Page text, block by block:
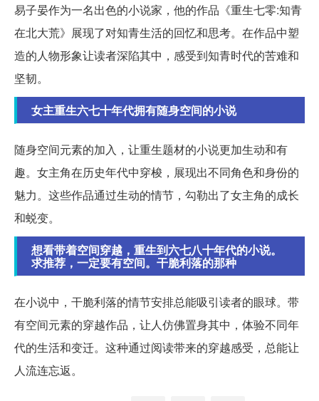
易子晏作为一名出色的小说家，他的作品《重生七零:知青
在北大荒》展现了对知青生活的回忆和思考。在作品中塑
造的人物形象让读者深陷其中，感受到知青时代的苦难和
坚韧。
女主重生六七十年代拥有随身空间的小说
随身空间元素的加入，让重生题材的小说更加生动和有
趣。女主角在历史年代中穿梭，展现出不同角色和身份的
魅力。这些作品通过生动的情节，勾勒出了女主角的成长
和蜕变。
想看带着空间穿越，重生到六七八十年代的小说。
求推荐，一定要有空间。干脆利落的那种
在小说中，干脆利落的情节安排总能吸引读者的眼球。带
有空间元素的穿越作品，让人仿佛置身其中，体验不同年
代的生活和变迁。这种通过阅读带来的穿越感受，总能让
人流连忘返。